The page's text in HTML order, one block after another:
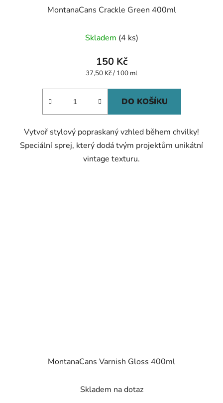
MontanaCans Crackle Green 400ml
Skladem (4 ks)
150 Kč
Měrná
37,50 Kč / 100 ml
DO KOŠÍKU
Vytvoř stylový popraskaný vzhled během chvilky!
Speciální sprej, který dodá tvým projektům unikátní
vintage texturu.
MontanaCans Varnish Gloss 400ml
Skladem na dotaz